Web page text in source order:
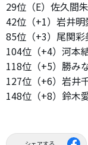
29位（E）佐久間
42位（+1）岩井
85位（+3）尾関
104位（+4）河本
118位（+5）勝み
127位（+6）岩井
148位（+8）鈴木